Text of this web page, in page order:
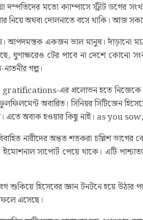
দম্পতিদের মতো ক্যাম্পাসে স্ট্রীট ডগের
অথবা দোলনাতে বসে থাকি। আজ
আপদমস্তক একজন ভাল মানুষ। দাঁড়ানো
টের পাবে না দেশে কোনো
গল্প।
gratifications-এর প্রলোভন হতে
অবারিত। সিনিয়র সিটিজেন
এতে অবাক হওয়ার কিছু নাই। as you
নারীদের অন্তত শতকরা চল্লিশ
সাপোর্ট পেয়ে থাকে। এটি
হিসেবের জ্ঞান টনটনে হয়ে উঠার
এসেছে।